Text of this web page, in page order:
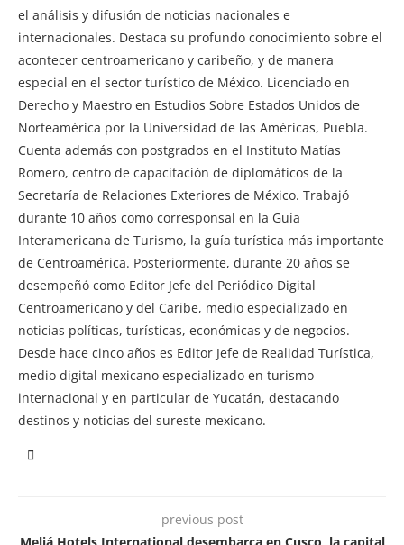
el análisis y difusión de noticias nacionales e
internacionales. Destaca su profundo conocimiento sobre el
acontecer centroamericano y caribeño, y de manera
especial en el sector turístico de México. Licenciado en
Derecho y Maestro en Estudios Sobre Estados Unidos de
Norteamérica por la Universidad de las Américas, Puebla.
Cuenta además con postgrados en el Instituto Matías
Romero, centro de capacitación de diplomáticos de la
Secretaría de Relaciones Exteriores de México. Trabajó
durante 10 años como corresponsal en la Guía
Interamericana de Turismo, la guía turística más importante
de Centroamérica. Posteriormente, durante 20 años se
desempeñó como Editor Jefe del Periódico Digital
Centroamericano y del Caribe, medio especializado en
noticias políticas, turísticas, económicas y de negocios.
Desde hace cinco años es Editor Jefe de Realidad Turística,
medio digital mexicano especializado en turismo
internacional y en particular de Yucatán, destacando
destinos y noticias del sureste mexicano.
previous post